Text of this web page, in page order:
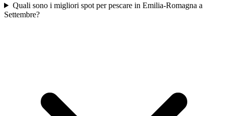
Quali sono i migliori spot per pescare in Emilia-Romagna a
Settembre?